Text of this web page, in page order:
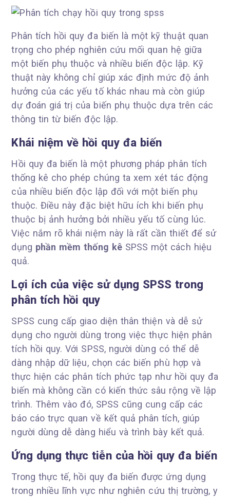
Phân tích hồi quy đa biến là một kỹ thuật quan
trọng cho phép nghiên cứu mối quan hệ giữa
một biến phụ thuộc và nhiều biến độc lập. Kỹ
thuật này không chỉ giúp xác định mức độ ảnh
hưởng của các yếu tố khác nhau mà còn giúp
dự đoán giá trị của biến phụ thuộc dựa trên các
thông tin từ biến độc lập.
Khái niệm về hồi quy đa biến
Hồi quy đa biến là một phương pháp phân tích
thống kê cho phép chúng ta xem xét tác động
của nhiều biến độc lập đối với một biến phụ
thuộc. Điều này đặc biệt hữu ích khi biến phụ
thuộc bị ảnh hưởng bởi nhiều yếu tố cùng lúc.
Việc nắm rõ khái niệm này là rất cần thiết để sử
dụng phần mềm thống kêSPSS một cách hiệu
quả.
Lợi ích của việc sử dụng SPSS trong
phân tích hồi quy
SPSS cung cấp giao diện thân thiện và dễ sử
dụng cho người dùng trong việc thực hiện phân
tích hồi quy. Với SPSS, người dùng có thể dễ
dàng nhập dữ liệu, chọn các biến phù hợp và
thực hiện các phân tích phức tạp như hồi quy đa
biến mà không cần có kiến thức sâu rộng về lập
trình. Thêm vào đó, SPSS cũng cung cấp các
báo cáo trực quan về kết quả phân tích, giúp
người dùng dễ dàng hiểu và trình bày kết quả.
Ứng dụng thực tiễn của hồi quy đa biến
Trong thực tế, hồi quy đa biến được ứng dụng
trong nhiều lĩnh vực như nghiên cứu thị trường, y